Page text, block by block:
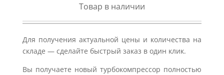
Товар в наличии
Для получения актуальной цены и количества на
складе — сделайте быстрый заказ в один клик.
Вы получаете новый турбокомпрессор полностью